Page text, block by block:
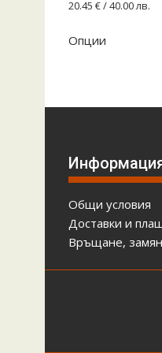
20.45 €/ 40.00 лв.
Опции
Общи условия
Доставки и
Връщане,